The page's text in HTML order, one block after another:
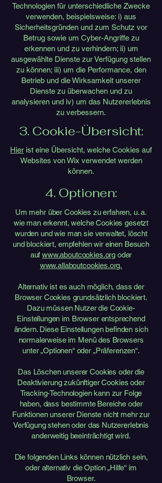
Technologien für unterschiedliche Zwecke
verwenden, beispielsweise: i) aus
Sicherheitsgründen und zum Schutz vor
Betrug sowie um Cyber-Angriffe zu
erkennen und zu verhindern; ii) um
ausgewählte Dienste zur Verfügung stellen
zu können; iii) um die Performance, den
Betrieb und die Wirksamkeit unserer
Dienste zu überwachen und zu
analysieren und iv) um das Nutzererlebnis
zu verbessern.
3. Cookie-Übersicht:
Hier ist eine Übersicht, welche Cookies auf
Websites von Wix verwendet werden
können.
4. Optionen:
Um mehr über Cookies zu erfahren, u. a.
wie man erkennt, welche Cookies gesetzt
wurden und wie man sie verwaltet, löscht
und blockiert, empfehlen wir einen Besuch
aufwww.aboutcookies.org oder
www.allaboutcookies.org.
Alternativ ist es auch möglich, dass der
Browser Cookies grundsätzlich blockiert.
Dazu müssen Nutzer die Cookie-
Einstellungen im Browser entsprechend
ändern. Diese Einstellungen befinden sich
normalerweise im Menü des Browsers
unter „Optionen“ oder „Präferenzen“.
Das Löschen unserer Cookies oder die
Deaktivierung zukünftiger Cookies oder
Tracking-Technologien kann zur Folge
haben, dass bestimmte Bereiche oder
Funktionen unserer Dienste nicht mehr zur
Verfügung stehen oder das Nutzererlebnis
anderweitig beeinträchtigt wird.
Die folgenden Links können nützlich sein,
oder alternativ die Option „Hilfe“ im
Browser.